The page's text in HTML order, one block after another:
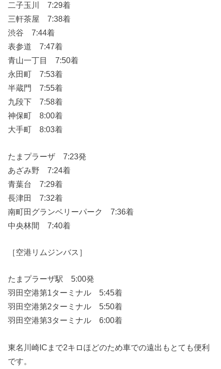
二子玉川 7:29着
三軒茶屋 7:38着
渋谷 7:44着
表参道 7:47着
青山一丁目 7:50着
永田町 7:53着
半蔵門 7:55着
九段下 7:58着
神保町 8:00着
大手町 8:03着
たまプラーザ 7:23発
あざみ野 7:24着
青葉台 7:29着
長津田 7:32着
南町田グランベリーパーク 7:36着
中央林間 7:40着
［空港リムジンバス］
たまプラーザ駅 5:00発
羽田空港第1ターミナル 5:45着
羽田空港第2ターミナル 5:50着
羽田空港第3ターミナル 6:00着
東名川崎ICまで2キロほどのため車での遠出もとても便利
です。